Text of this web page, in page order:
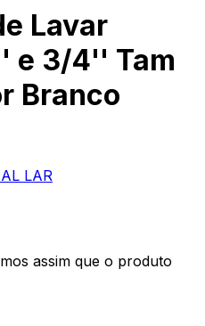
Lavar
e 3/4'' Tam
Branco
LAR
assim que o produto